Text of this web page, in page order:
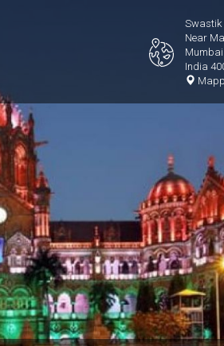
Swastik
Near
Mumbai
India